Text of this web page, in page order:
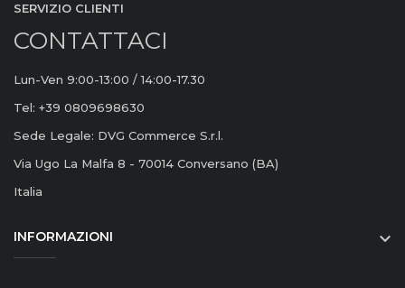
SERVIZIO CLIENTI
CONTATTACI
Lun-Ven 9:00-13:00 / 14:00-17.30
Tel: +39 0809698630
Sede Legale: DVG Commerce S.r.l.
Via Ugo La Malfa 8 - 70014 Conversano (BA)
Italia
INFORMAZIONI 